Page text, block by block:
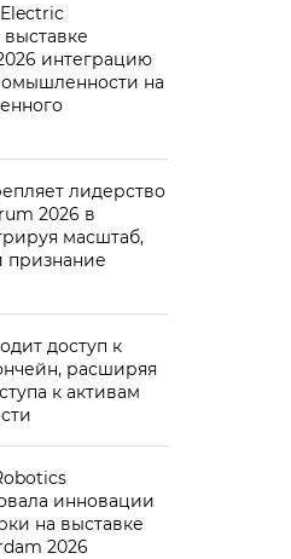
выставке
интеграцию
на
лидерство
2026 в
масштаб,
признание
доступ к
расширяя
к активам
инновации
на выставке
2026